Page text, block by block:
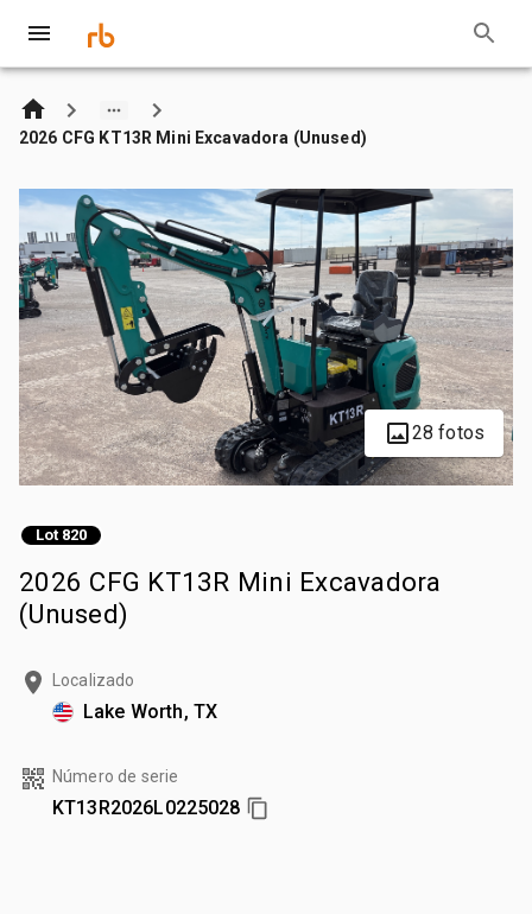
2026 CFG KT13R Mini Excavadora (Unused)
28 fotos
Lot 820
2026 CFG KT13R Mini Excavadora
(Unused)
Localizado
Lake Worth, TX
Número de serie
KT13R2026L0225028